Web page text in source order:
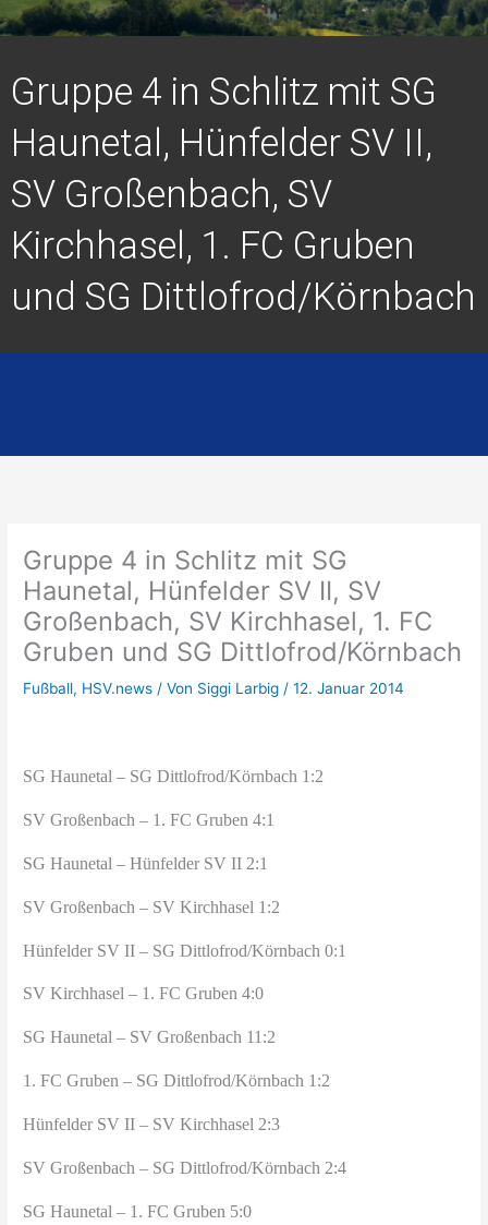
Gruppe 4 in Schlitz mit SG
Haunetal, Hünfelder SV II,
SV Großenbach, SV
Kirchhasel, 1. FC Gruben
und SG Dittlofrod/Körnbach
Gruppe 4 in Schlitz mit SG
Haunetal, Hünfelder SV II, SV
Großenbach, SV Kirchhasel, 1. FC
Gruben und SG Dittlofrod/Körnbach
Fußball, HSV.news / Von Siggi Larbig/12. Januar 2014
SG Haunetal – SG Dittlofrod/Körnbach 1:2
SV Großenbach – 1. FC Gruben 4:1
SG Haunetal – Hünfelder SV II 2:1
SV Großenbach – SV Kirchhasel 1:2
Hünfelder SV II – SG Dittlofrod/Körnbach 0:1
SV Kirchhasel – 1. FC Gruben 4:0
SG Haunetal – SV Großenbach 11:2
1. FC Gruben – SG Dittlofrod/Körnbach 1:2
Hünfelder SV II – SV Kirchhasel 2:3
SV Großenbach – SG Dittlofrod/Körnbach 2:4
SG Haunetal – 1. FC Gruben 5:0